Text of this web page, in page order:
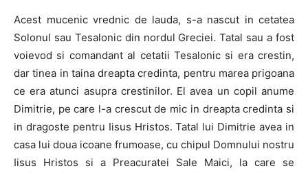
Acest mucenic vrednic de lauda, s-a nascut in cetatea
Solonul sau Tesalonic din nordul Greciei. Tatal sau a fost
voievod si comandant al cetatii Tesalonic si era crestin,
dar tinea in taina dreapta credinta, pentru marea prigoana
ce era atunci asupra crestinilor. El avea un copil anume
Dimitrie, pe care l-a crescut de mic in dreapta credinta si
in dragoste pentru Iisus Hristos. Tatal lui Dimitrie avea in
casa lui doua icoane frumoase, cu chipul Domnului nostru
Iisus Hristos si a Preacuratei Sale Maici, la care se